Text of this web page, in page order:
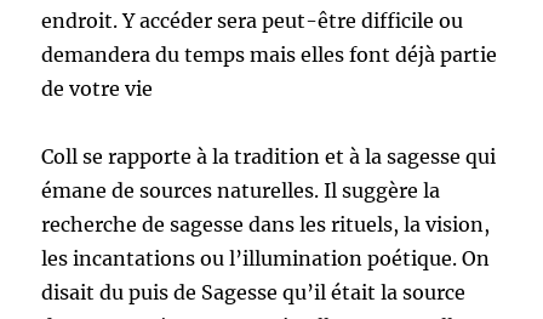
endroit. Y accéder sera peut-être difficile ou
demandera du temps mais elles font déjà partie
de votre vie
Coll se rapporte à la tradition et à la sagesse qui
émane de sources naturelles. Il suggère la
recherche de sagesse dans les rituels, la vision,
les incantations ou l’illumination poétique. On
disait du puis de Sagesse qu’il était la source